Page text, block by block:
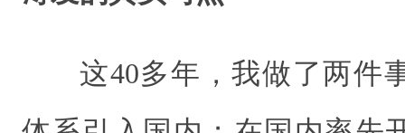
这40多年，我做了两件